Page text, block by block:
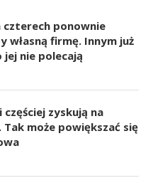
czterech ponownie
własną firmę. Innym już
jej nie polecają
częściej zyskują na
Tak może powiększać się